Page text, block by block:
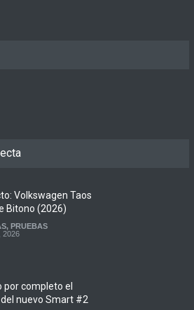
Volkswagen Taos
Bitono (2026)
, PRUEBAS
2026
por completo el
nuevo Smart #2